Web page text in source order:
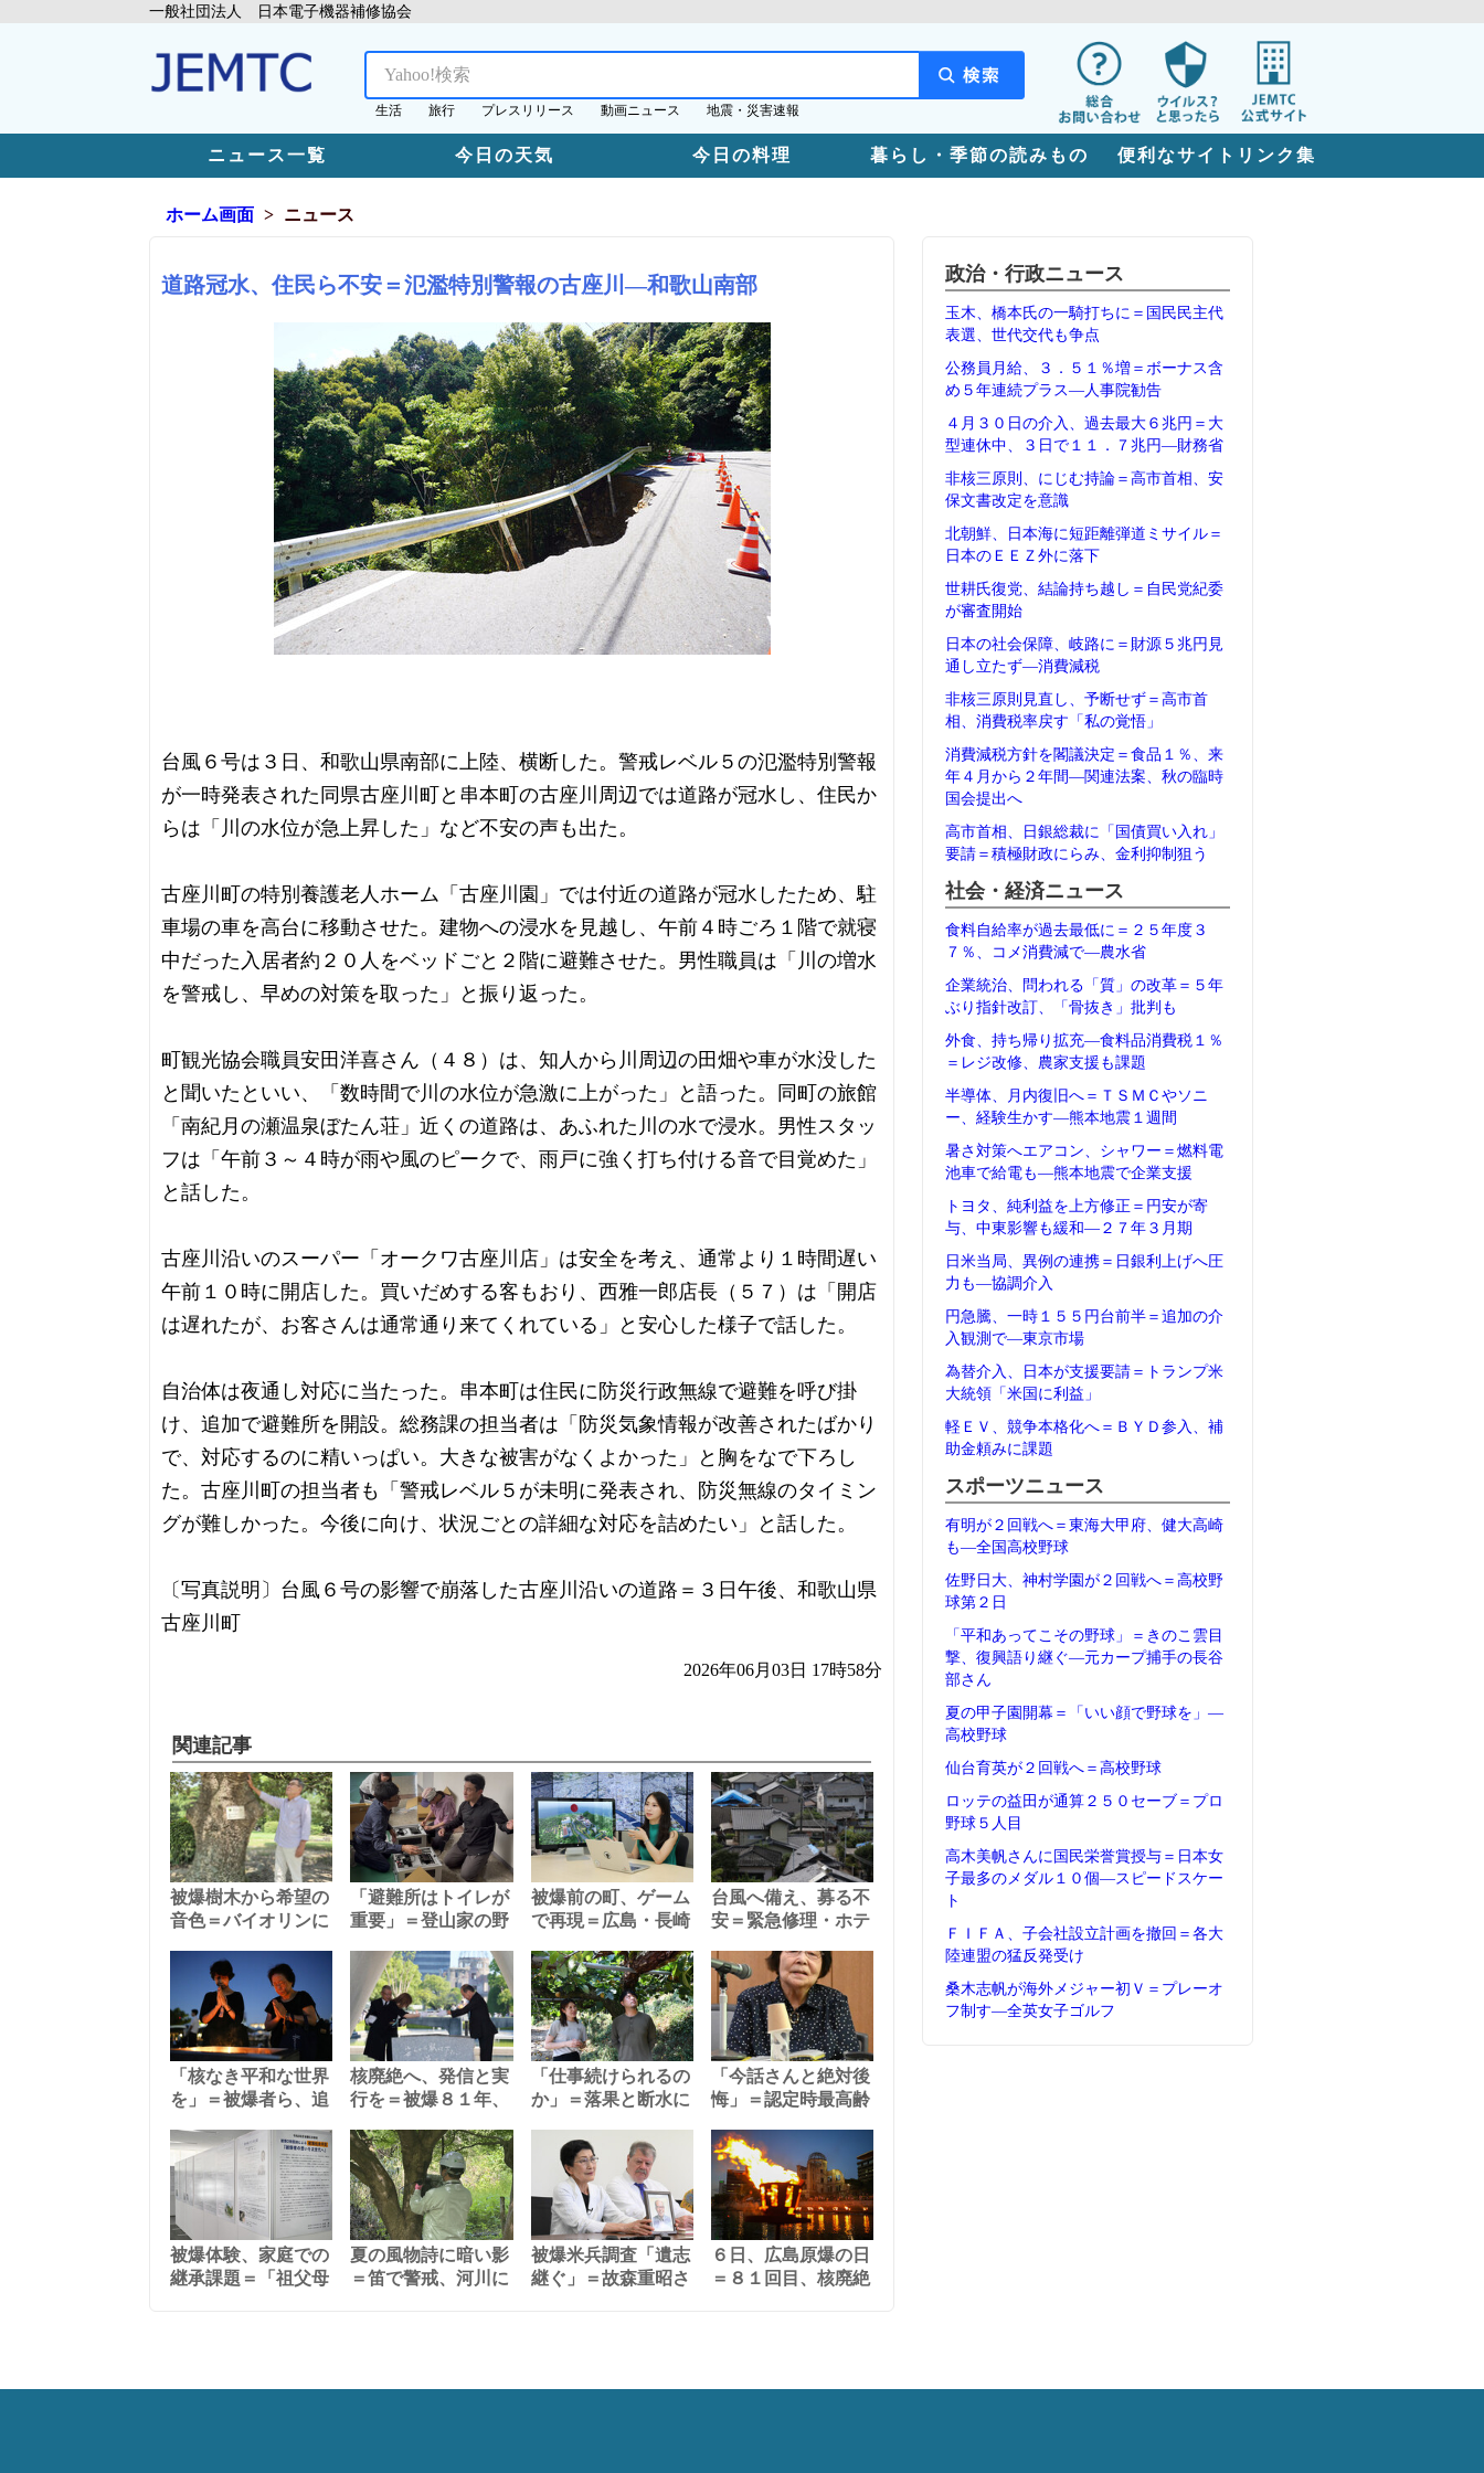
一般社団法人 日本電子機器補修協会
生活 旅行 プレスリリース 動画ニュース 地震・災害速報
ニュース一覧 今日の天気 今日の料理 暮らし・季節の読みもの 便利なサイトリンク集
ホーム画面 ニュース
道路冠水、住民ら不安＝氾濫特別警報の古座川―和歌山南部
台風６号は３日、和歌山県南部に上陸、横断した。警戒レベル５の氾濫特別警報
が一時発表された同県古座川町と串本町の古座川周辺では道路が冠水し、住民か
らは「川の水位が急上昇した」など不安の声も出た。
古座川町の特別養護老人ホーム「古座川園」では付近の道路が冠水したため、駐
車場の車を高台に移動させた。建物への浸水を見越し、午前４時ごろ１階で就寝
中だった入居者約２０人をベッドごと２階に避難させた。男性職員は「川の増水
を警戒し、早めの対策を取った」と振り返った。
町観光協会職員安田洋喜さん（４８）は、知人から川周辺の田畑や車が水没した
と聞いたといい、「数時間で川の水位が急激に上がった」と語った。同町の旅館
「南紀月の瀬温泉ぼたん荘」近くの道路は、あふれた川の水で浸水。男性スタッ
フは「午前３～４時が雨や風のピークで、雨戸に強く打ち付ける音で目覚めた」
と話した。
古座川沿いのスーパー「オークワ古座川店」は安全を考え、通常より１時間遅い
午前１０時に開店した。買いだめする客もおり、西雅一郎店長（５７）は「開店
は遅れたが、お客さんは通常通り来てくれている」と安心した様子で話した。
自治体は夜通し対応に当たった。串本町は住民に防災行政無線で避難を呼び掛
け、追加で避難所を開設。総務課の担当者は「防災気象情報が改善されたばかり
で、対応するのに精いっぱい。大きな被害がなくよかった」と胸をなで下ろし
た。古座川町の担当者も「警戒レベル５が未明に発表され、防災無線のタイミン
グが難しかった。今後に向け、状況ごとの詳細な対応を詰めたい」と話した。
〔写真説明〕台風６号の影響で崩落した古座川沿いの道路＝３日午後、和歌山県
古座川町
2026年06月03日 17時58分
関連記事
被爆樹木から希望の
音色＝バイオリンに
「避難所はトイレが
重要」＝登山家の野
被爆前の町、ゲーム
で再現＝広島・長崎
台風へ備え、募る不
安＝緊急修理・ホテ
「核なき平和な世界
を」＝被爆者ら、追
核廃絶へ、発信と実
行を＝被爆８１年、
「仕事続けられるの
か」＝落果と断水に
「今話さんと絶対後
悔」＝認定時最高齢
被爆体験、家庭での
継承課題＝「祖父母
夏の風物詩に暗い影
＝笛で警戒、河川に
被爆米兵調査「遺志
継ぐ」＝故森重昭さ
６日、広島原爆の日
＝８１回目、核廃絶
政治・行政ニュース
玉木、橋本氏の一騎打ちに＝国民民主代
表選、世代交代も争点
公務員月給、３．５１％増＝ボーナス含
め５年連続プラス―人事院勧告
４月３０日の介入、過去最大６兆円＝大
型連休中、３日で１１．７兆円―財務省
非核三原則、にじむ持論＝高市首相、安
保文書改定を意識
北朝鮮、日本海に短距離弾道ミサイル＝
日本のＥＥＺ外に落下
世耕氏復党、結論持ち越し＝自民党紀委
が審査開始
日本の社会保障、岐路に＝財源５兆円見
通し立たず―消費減税
非核三原則見直し、予断せず＝高市首
相、消費税率戻す「私の覚悟」
消費減税方針を閣議決定＝食品１％、来
年４月から２年間―関連法案、秋の臨時
国会提出へ
高市首相、日銀総裁に「国債買い入れ」
要請＝積極財政にらみ、金利抑制狙う
社会・経済ニュース
食料自給率が過去最低に＝２５年度３
７％、コメ消費減で―農水省
企業統治、問われる「質」の改革＝５年
ぶり指針改訂、「骨抜き」批判も
外食、持ち帰り拡充―食料品消費税１％
＝レジ改修、農家支援も課題
半導体、月内復旧へ＝ＴＳＭＣやソニ
ー、経験生かす―熊本地震１週間
暑さ対策へエアコン、シャワー＝燃料電
池車で給電も―熊本地震で企業支援
トヨタ、純利益を上方修正＝円安が寄
与、中東影響も緩和―２７年３月期
日米当局、異例の連携＝日銀利上げへ圧
力も―協調介入
円急騰、一時１５５円台前半＝追加の介
入観測で―東京市場
為替介入、日本が支援要請＝トランプ米
大統領「米国に利益」
軽ＥＶ、競争本格化へ＝ＢＹＤ参入、補
助金頼みに課題
スポーツニュース
有明が２回戦へ＝東海大甲府、健大高崎
も―全国高校野球
佐野日大、神村学園が２回戦へ＝高校野
球第２日
「平和あってこその野球」＝きのこ雲目
撃、復興語り継ぐ―元カープ捕手の長谷
部さん
夏の甲子園開幕＝「いい顔で野球を」―
高校野球
仙台育英が２回戦へ＝高校野球
ロッテの益田が通算２５０セーブ＝プロ
野球５人目
高木美帆さんに国民栄誉賞授与＝日本女
子最多のメダル１０個―スピードスケー
ト
ＦＩＦＡ、子会社設立計画を撤回＝各大
陸連盟の猛反発受け
桑木志帆が海外メジャー初Ｖ＝プレーオ
フ制す―全英女子ゴルフ